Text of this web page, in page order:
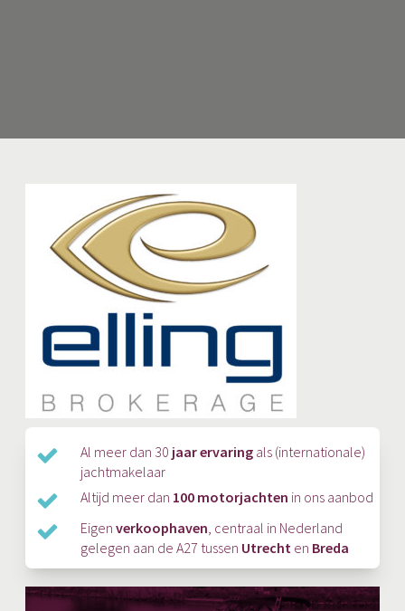
Al meer dan 30 jaar ervaring als (internationale)
jachtmakelaar
Altijd meer dan 100 motorjachten in ons aanbod
Eigenverkoophaven, centraal in Nederland
gelegen aan de A27 tussen Utrecht en Breda